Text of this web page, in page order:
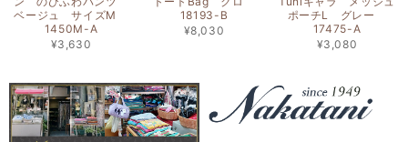
ベージュ サイズM
1450M-A
¥3,630
18193-B
¥8,030
ポーチL グレー
17475-A
¥3,080